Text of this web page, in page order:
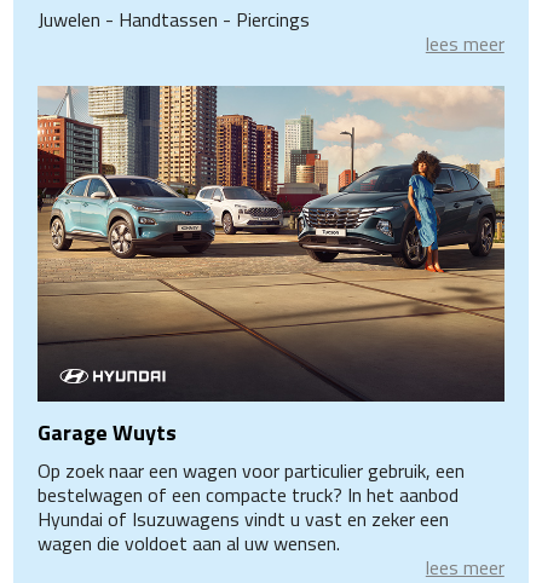
Juwelen - Handtassen - Piercings
lees meer
Garage Wuyts
Op zoek naar een wagen voor particulier gebruik, een
bestelwagen of een compacte truck? In het aanbod
Hyundai of Isuzuwagens vindt u vast en zeker een
wagen die voldoet aan al uw wensen.
lees meer